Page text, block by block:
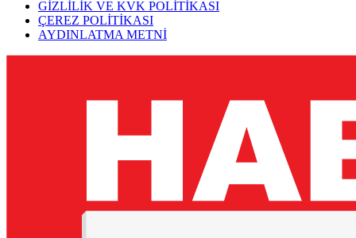
GİZLİLİK VE KVK POLİTİKASI
ÇEREZ POLİTİKASI
AYDINLATMA METNİ